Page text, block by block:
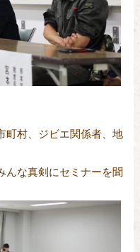
町村、ジビエ関係者、地
んな真剣にセミナーを聞